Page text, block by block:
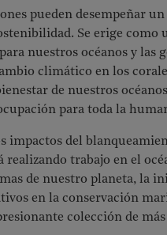
pueden desempeñar
Se erige como
nuestros océanos y las
climático en los
de nuestros
para toda la
impactos del
trabajo en el
de nuestro planeta, la
en la conservación
colección de